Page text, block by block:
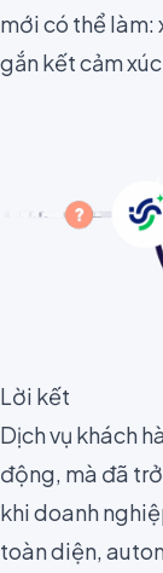
mới có thể làm:
gắn kết cảm xúc.
Lời kết
Dịch vụ khách
động, mà đã
khi doanh
toàn diện,